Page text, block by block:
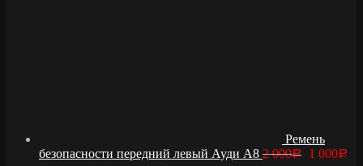
Ремень
безопасности передний левый Ауди А8 2 000Р 1 000Р